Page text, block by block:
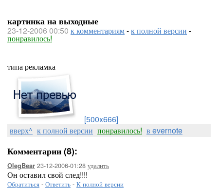
картинка на выходные
23-12-2006 00:50 к комментариям-к полной версии -
понравилось!
типа рекламка
[500x666]
вверх^ к полной версии понравилось! в evernote
Комментарии (8):
OlegBear 23-12-2006-01:28 удалить
Он оставил свой след!!!!
Обратиться - Ответить - К полной версии